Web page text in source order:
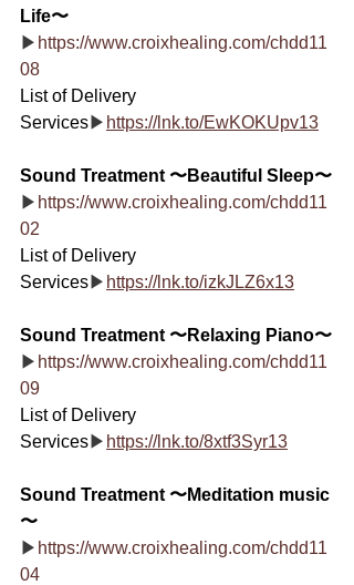
Life〜
▶ https://www.croixhealing.com/chdd11
08
List of Delivery
Services▶ https://lnk.to/EwKOKUpv13
Sound Treatment 〜Beautiful Sleep〜
▶ https://www.croixhealing.com/chdd11
02
List of Delivery
Services▶ https://lnk.to/izkJLZ6x13
Sound Treatment 〜Relaxing Piano〜
▶ https://www.croixhealing.com/chdd11
09
List of Delivery
Services▶ https://lnk.to/8xtf3Syr13
Sound Treatment 〜Meditation music
〜
▶ https://www.croixhealing.com/chdd11
04